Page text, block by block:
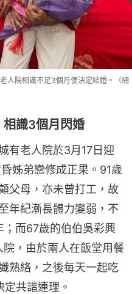
人院相識不足3個月便決定結婚。（網
識3個月閃婚
有老人院於3月17日迎
姊弟戀修成正果。91歲
父母，亦未曾打工，故
年紀漸長體力變弱，不
而67歲的伯伯吳彩興
，由於兩人在飯堂用餐
熟絡，之後每天一起吃
共諧連理。